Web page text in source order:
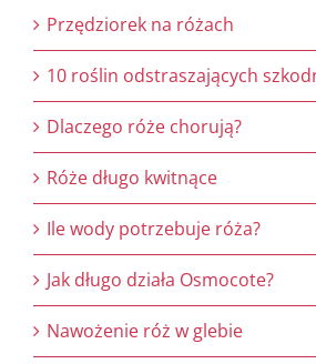
Przędziorek na różach
10 roślin odstraszających
Dlaczego róże chorują?
Róże długo kwitnące
Ile wody potrzebuje róża?
Jak długo działa Osmocote?
Nawożenie róż w glebie